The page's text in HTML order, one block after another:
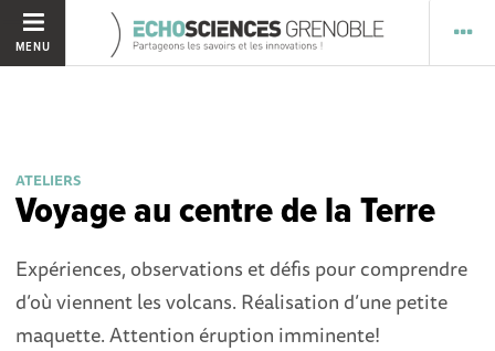
MENU
ATELIERS
Voyage au centre de la Terre
Expériences, observations et défis pour comprendre
d’où viennent les volcans. Réalisation d’une petite
maquette. Attention éruption imminente!